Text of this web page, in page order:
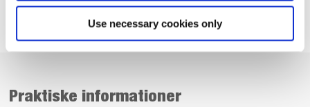
Use necessary cookies only
Praktiske informationer